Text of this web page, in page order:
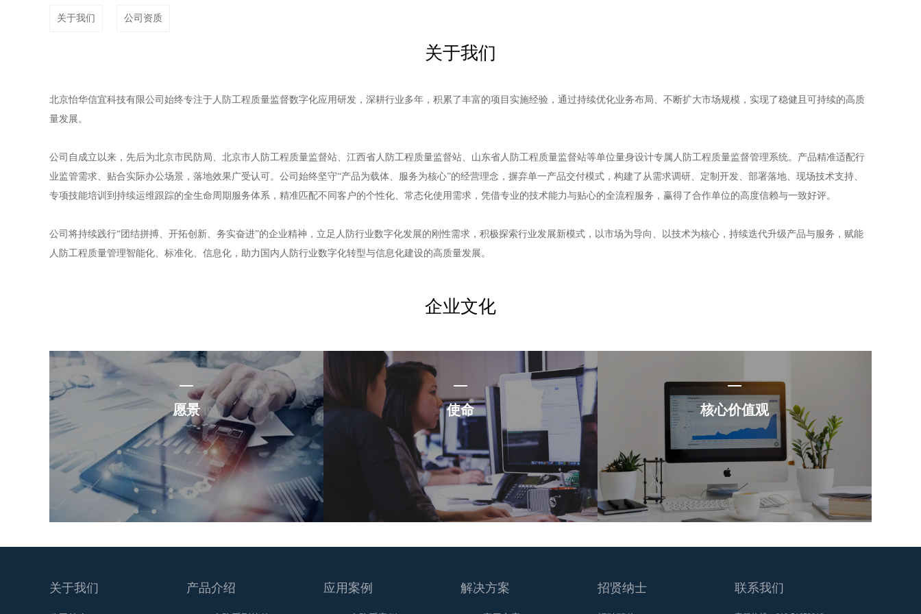
关于我们 公司资质
关于我们
北京怡华信宜科技有限公司始终专注于人防工程质量监督数字化应用研发，深耕行业多年，积累了丰富的项目实施经验，通过持续优化业务布局、不断扩大市场规模，实现了稳健且可持续的高质
量发展。
公司自成立以来，先后为北京市民防局、北京市人防工程质量监督站、江西省人防工程质量监督站、山东省人防工程质量监督站等单位量身设计专属人防工程质量监督管理系统。产品精准适配行
业监管需求、贴合实际办公场景，落地效果广受认可。公司始终坚守“产品为载体、服务为核心”的经营理念，摒弃单一产品交付模式，构建了从需求调研、定制开发、部署落地、现场技术支持、
专项技能培训到持续运维跟踪的全生命周期服务体系，精准匹配不同客户的个性化、常态化使用需求，凭借专业的技术能力与贴心的全流程服务，赢得了合作单位的高度信赖与一致好评。
公司将持续践行“团结拼搏、开拓创新、务实奋进”的企业精神，立足人防行业数字化发展的刚性需求，积极探索行业发展新模式，以市场为导向、以技术为核心，持续迭代升级产品与服务，赋能
人防工程质量管理智能化、标准化、信息化，助力国内人防行业数字化转型与信息化建设的高质量发展。
企业文化
愿景 使命 核心价值观
关于我们 产品介绍 应用案例 解决方案 招贤纳士 联系我们